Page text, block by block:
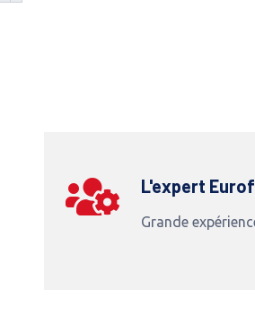
L'expert
Grande